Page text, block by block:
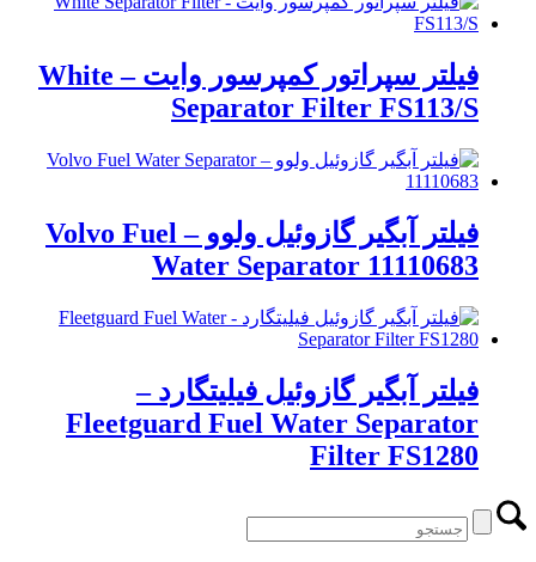
فیلتر سپراتور کمپرسور وایت – White
Separator Filter FS113/S
فیلتر آبگیر گازوئیل ولوو – Volvo Fuel
Water Separator 11110683
فیلتر آبگیر گازوئیل فیلیتگارد –
Fleetguard Fuel Water Separator
Filter FS1280